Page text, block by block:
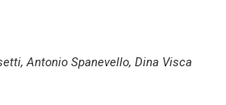
Antonio Spanevello, Dina Visca